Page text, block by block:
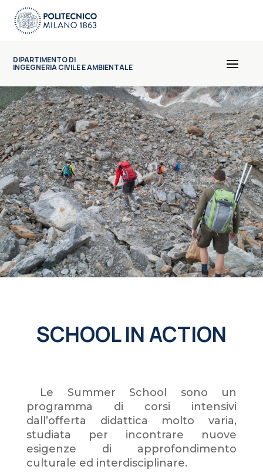
DIPARTIMENTO DI
INGEGNERIA CIVILE E AMBIENTALE
SCHOOL IN ACTION
Le Summer School sono un
programma di corsi intensivi
dall’offerta didattica molto varia,
studiata per incontrare nuove
esigenze di approfondimento
culturale ed interdisciplinare.